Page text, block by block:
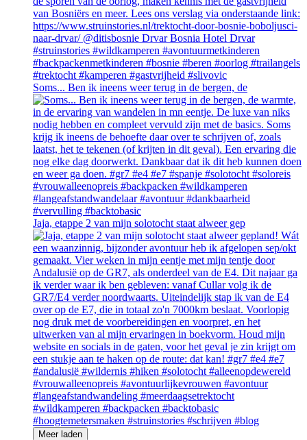
Soms... Ben ik ineens weer terug in de bergen, de
Jaja, etappe 2 van mijn solotocht staat alweer gep
Meer laden